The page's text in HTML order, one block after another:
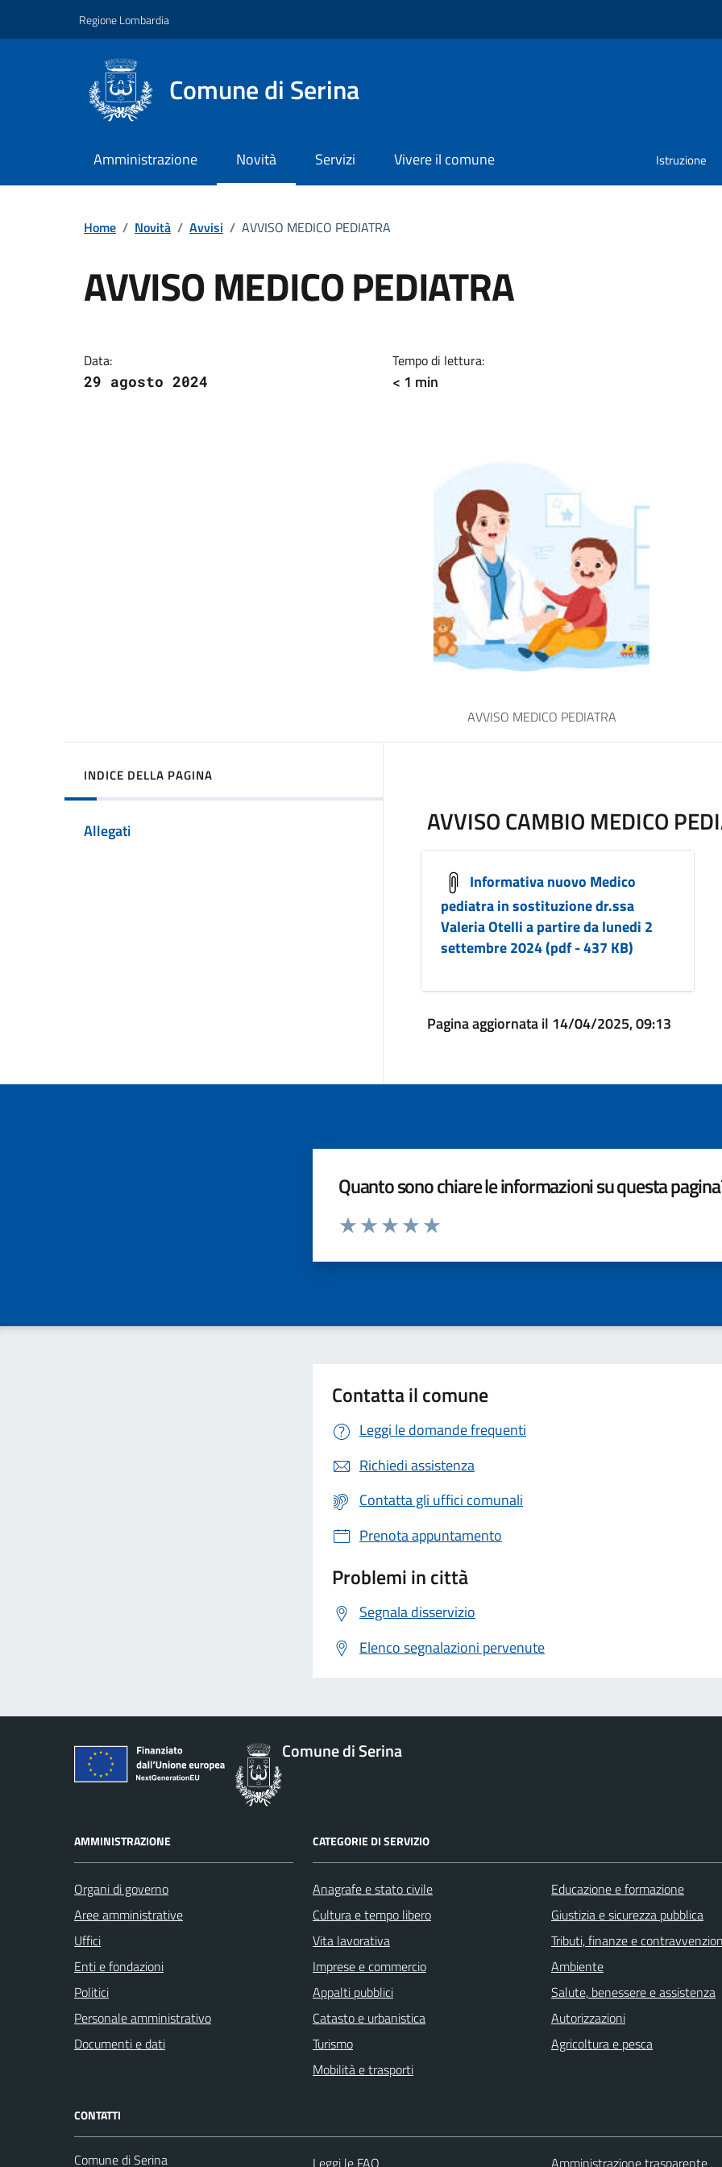
Regione Lombardia
Comune di Serina
Amministrazione Novità Servizi Vivere il comune Istruzione
Home / Novità / Avvisi / AVVISO MEDICO PEDIATRA
AVVISO MEDICO PEDIATRA
Data:
29 agosto 2024
Tempo di lettura:
< 1 min
AVVISO MEDICO PEDIATRA
INDICE DELLA PAGINA
Allegati AVVISO CAMBIO MEDICO
Informativa nuovo Medico
pediatra in sostituzione dr.ssa
Valeria Otelli a partire da lunedi 2
settembre 2024 (pdf - 437 KB)
Pagina aggiornata il 14/04/2025, 09:13
Quanto sono chiare le informazioni su questa
Valuta da 1 a 5 stelle la pagina
Contatta il comune
Leggi le domande frequenti
Richiedi assistenza
Contatta gli uffici comunali
Prenota appuntamento
Problemi in città
Segnala disservizio
Elenco segnalazioni pervenute
Comune di Serina
AMMINISTRAZIONE
Organi di governo
Aree amministrative
Uffici
Enti e fondazioni
Politici
Personale amministrativo
Documenti e dati
CATEGORIE DI SERVIZIO
Anagrafe e stato civile
Cultura e tempo libero
Vita lavorativa
Imprese e commercio
Appalti pubblici
Catasto e urbanistica
Turismo
Mobilità e trasporti
Educazione e formazione
Giustizia e sicurezza pubblica
Tributi, finanze e
Ambiente
Salute, benessere e assistenza
Autorizzazioni
Agricoltura e pesca
CONTATTI
Comune di Serina